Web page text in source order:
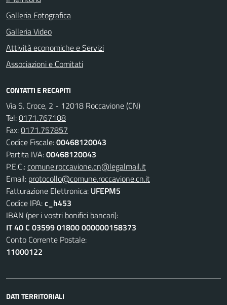
Galleria Fotografica
Galleria Video
Attività economiche e Servizi
Associazioni e Comitati
CONTATTI E RECAPITI
Via S. Croce, 2 - 12018 Roccavione (CN)
Tel:0171.767108
Fax:0171.757857
Codice Fiscale:00468120043
Partita IVA:00468120043
P.E.C.:comune.roccavione.cn@legalmail.it
Email: protocollo@comune.roccavione.cn.it
Fatturazione Elettronica: UFEPM5
Codice IPA:c_h453
IBAN (per i vostri bonifici bancari):
IT 40 C 03599 01800 000000158373
Conto Corrente Postale:
11000122
DATI TERRITORIALI